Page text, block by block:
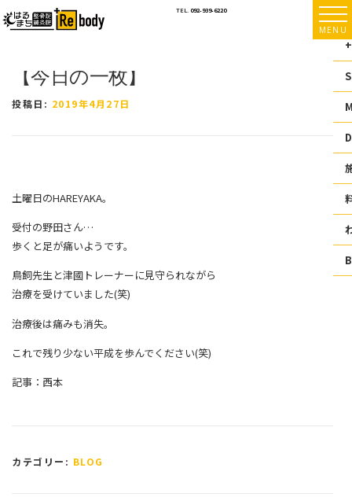
ン
TEL. 092-939-6220
MENU
【今日の一枚】
投稿日: 2019年4月27日
土曜日のHAREYAKA。
受付の野田さん…
歩くと足が痛いようです。
鳥飼先生と津國トレーナーに見守られながら
治療を受けていました(笑)
治療後は痛みも消失。
これで残り少ない平成を歩んでください(笑)
記事：西本
カテゴリー: BLOG